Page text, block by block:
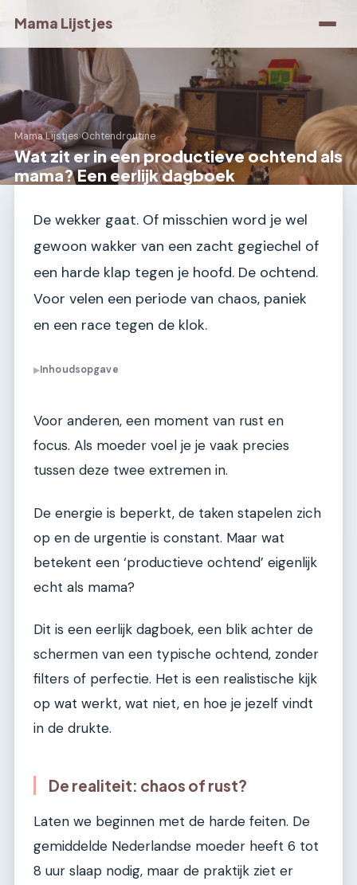
Mama Lijstjes
Mama Lijstjes›Ochtendroutine
Wat zit er in een productieve ochtend als
mama? Een eerlijk dagboek
De wekker gaat. Of misschien word je wel
gewoon wakker van een zacht gegiechel of
een harde klap tegen je hoofd. De ochtend.
Voor velen een periode van chaos, paniek
en een race tegen de klok.
▶Inhoudsopgave
Voor anderen, een moment van rust en
focus. Als moeder voel je je vaak precies
tussen deze twee extremen in.
De energie is beperkt, de taken stapelen zich
op en de urgentie is constant. Maar wat
betekent een ‘productieve ochtend’ eigenlijk
echt als mama?
Dit is een eerlijk dagboek, een blik achter de
schermen van een typische ochtend, zonder
filters of perfectie. Het is een realistische kijk
op wat werkt, wat niet, en hoe je jezelf vindt
in de drukte.
De realiteit: chaos of rust?
Laten we beginnen met de harde feiten. De
gemiddelde Nederlandse moeder heeft 6 tot
8 uur slaap nodig, maar de praktijk ziet er